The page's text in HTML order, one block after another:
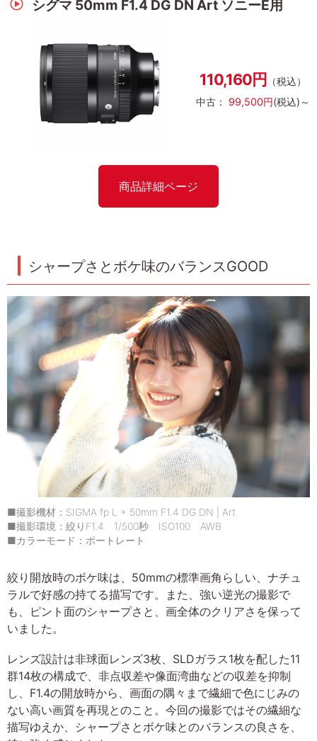
シグマ 50mm F1.4 DG DN Art ソニーE用
110,160円 （税込）
中古： 99,500円(税込)～
商品詳細ページ
シャープさとボケ味のバランスGOOD
■撮影機材：SIGMA fp L + 50mm F1.4 DG DN | Art
■撮影環境：絞りF1.4 1/500秒 ISO100 AWB
■カラーモード：ポートレート
絞り開放時のボケ味は、50mmの標準画角らしい、ナチュ
ラルで好感の持てる描写です。また、強い逆光の撮影で
も、ピント面のシャープさと、画全体のクリアさを保って
いました。
レンズ設計は非球面レンズ3枚、SLDガラス1枚を配した11
群14枚の構成で、非点収差や像面湾曲などの収差を抑制
し、F1.4の開放時から、画面の隅々まで繊細で色にじみの
ない高い画質を再現とのこと。今回の撮影ではその繊細な
描写ゆえか、シャープさとボケ味とのバランスの良さを、